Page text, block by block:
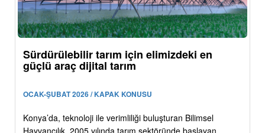
Sürdürülebilir tarım için elimizdeki en
güçlü araç dijital tarım
OCAK-ŞUBAT 2026 / KAPAK KONUSU
Konya’da, teknoloji ile verimliliği buluşturan Bilimsel
Hayvancılık, 2005 yılında tarım sektöründe başlayan